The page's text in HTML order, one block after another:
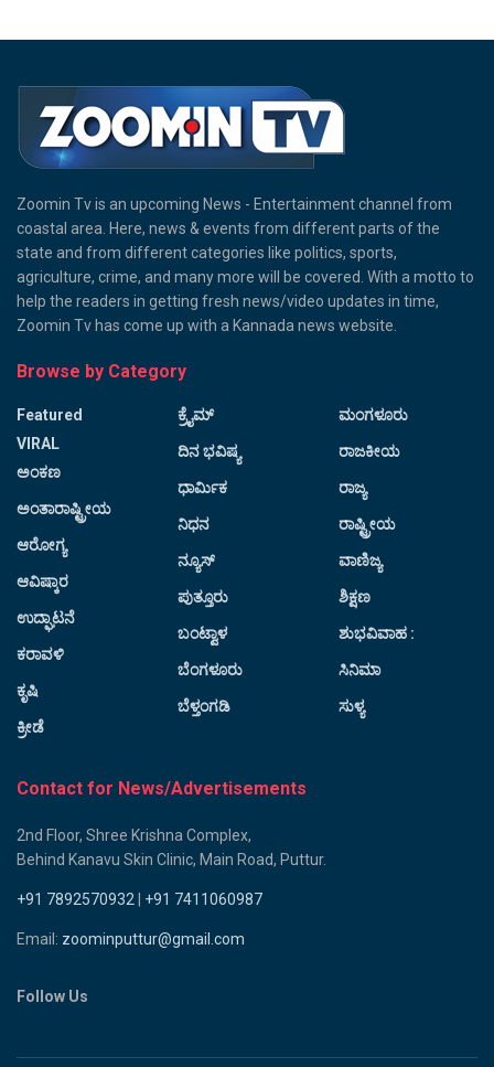
Zoomin Tv is an upcoming News - Entertainment channel from
coastal area. Here, news & events from different parts of the
state and from different categories like politics, sports,
agriculture, crime, and many more will be covered. With a motto to
help the readers in getting fresh news/video updates in time,
Zoomin Tv has come up with a Kannada news website.
Browse by Category
Featured
VIRAL
ಅಂಕಣ
ಅಂತಾರಾಷ್ಟ್ರೀಯ
ಆರೋಗ್ಯ
ಆವಿಷ್ಕಾರ
ಉದ್ಘಾಟನೆ
ಕರಾವಳಿ
ಕೃಷಿ
ಕ್ರೀಡೆ
ಕ್ರೈಮ್
ದಿನ ಭವಿಷ್ಯ
ಧಾರ್ಮಿಕ
ನಿಧನ
ನ್ಯೂಸ್
ಪುತ್ತೂರು
ಬಂಟ್ವಾಳ
ಬೆಂಗಳೂರು
ಬೆಳ್ತಂಗಡಿ
ಮಂಗಳೂರು
ರಾಜಕೀಯ
ರಾಜ್ಯ
ರಾಷ್ಟ್ರೀಯ
ವಾಣಿಜ್ಯ
ಶಿಕ್ಷಣ
ಶುಭವಿವಾಹ :
ಸಿನಿಮಾ
ಸುಳ್ಯ
Contact for News/Advertisements
2nd Floor, Shree Krishna Complex,
Behind Kanavu Skin Clinic, Main Road, Puttur.
+91 7892570932 | +91 7411060987
Email: zoominputtur@gmail.com
Follow Us